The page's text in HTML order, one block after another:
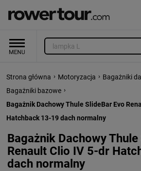
Strona główna › Motoryzacja › Bagażniki
Bagażniki bazowe ›
Bagażnik Dachowy Thule SlideBar Evo
Hatchback 13-19 dach normalny
Bagażnik Dachowy
Renault Clio IV 5-dr
dach normalny